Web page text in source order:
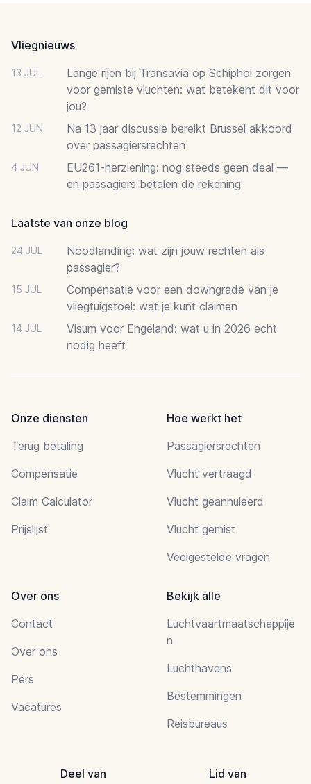
Vliegnieuws
13 JUL
Lange rijen bij Transavia op Schiphol zorgen
voor gemiste vluchten: wat betekent dit voor
jou?
12 JUN
Na 13 jaar discussie bereikt Brussel akkoord
over passagiersrechten
4 JUN
EU261-herziening: nog steeds geen deal —
en passagiers betalen de rekening
Laatste van onze blog
24 JUL
Noodlanding: wat zijn jouw rechten als
passagier?
15 JUL
Compensatie voor een downgrade van je
vliegtuigstoel: wat je kunt claimen
14 JUL
Visum voor Engeland: wat u in 2026 echt
nodig heeft
Onze diensten
Terug betaling
Compensatie
Claim Calculator
Prijslijst
Hoe werkt het
Passagiersrechten
Vlucht vertraagd
Vlucht geannuleerd
Vlucht gemist
Veelgestelde vragen
Over ons
Contact
Over ons
Pers
Vacatures
Bekijk alle
Luchtvaartmaatschappije
n
Luchthavens
Bestemmingen
Reisbureaus
Deel van Lid van